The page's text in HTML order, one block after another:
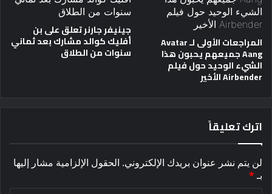
المراجعات الأولى لـ Avatar
Aang جميعهم يحبون هذا
الشيء الوحيد حول فيلم
Airbender الأخير
جينيفر جارنر تعلق على بن
أفليك كوالد مشارك بعد ثماني
سنوات من الطلاق
اترك تعليقاً
لن يتم نشر عنوان بريدك الإلكتروني. الحقول الإلزامية مشار إليها
بـ*